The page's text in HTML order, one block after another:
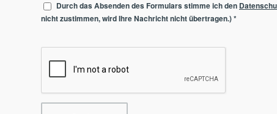
Durch das Absenden des Formulars stimme ich den
nicht zustimmen, wird Ihre Nachricht nicht übertragen.)*